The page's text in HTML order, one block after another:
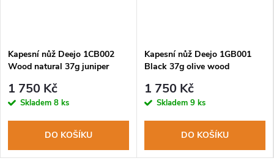
Kapesní nůž Deejo 1CB002
Wood natural 37g juniper
1 750 Kč
Skladem 8 ks
DO KOŠÍKU
Kapesní nůž Deejo 1GB001
Black 37g olive wood
1 750 Kč
Skladem 9 ks
DO KOŠÍKU